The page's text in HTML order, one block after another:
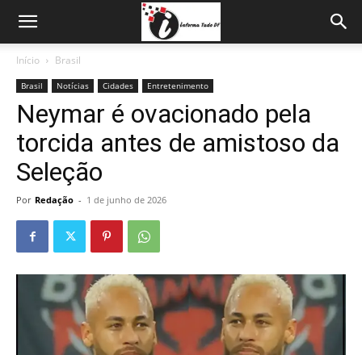
Início Brasil
Brasil Notícias Cidades Entretenimento
Neymar é ovacionado pela
torcida antes de amistoso da
Seleção
Por Redação - 1 de junho de 2026